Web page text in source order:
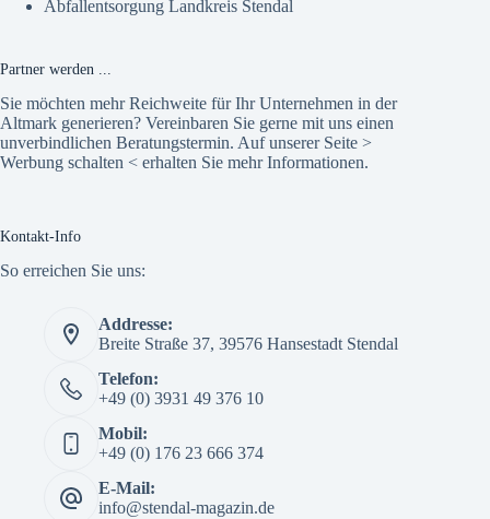
Abfallentsorgung Landkreis Stendal
Partner werden ...
Sie möchten mehr Reichweite für Ihr Unternehmen in der
Altmark generieren? Vereinbaren Sie gerne mit uns einen
unverbindlichen Beratungstermin. Auf unserer Seite >
Werbung schalten < erhalten Sie mehr Informationen.
Kontakt-Info
So erreichen Sie uns:
Addresse:
Breite Straße 37, 39576 Hansestadt Stendal
Telefon:
+49 (0) 3931 49 376 10
Mobil:
+49 (0) 176 23 666 374
E-Mail:
info@stendal-magazin.de